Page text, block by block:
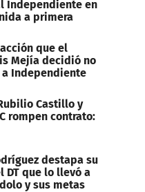
Independiente en
a primera
que el
Mejía decidió no
Independiente
Castillo y
rompen contrato:
destapa su
DT que lo llevó a
y sus metas